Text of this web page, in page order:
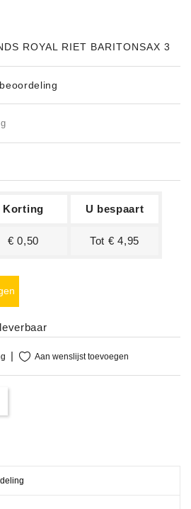
ROYAL RIET BARITONSAX 3
Korting U bespaart
€ 0,50 Tot € 4,95
Aan wenslijst toevoegen